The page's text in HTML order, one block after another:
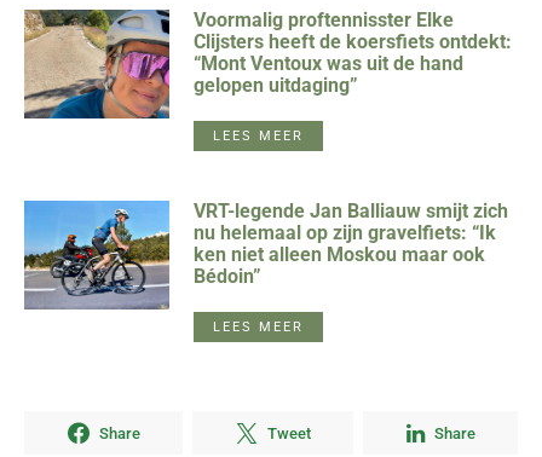
Voormalig proftennisster Elke
Clijsters heeft de koersfiets ontdekt:
“Mont Ventoux was uit de hand
gelopen uitdaging”
LEES MEER
VRT-legende Jan Balliauw smijt zich
nu helemaal op zijn gravelfiets: “Ik
ken niet alleen Moskou maar ook
Bédoin”
LEES MEER
Share Tweet Share